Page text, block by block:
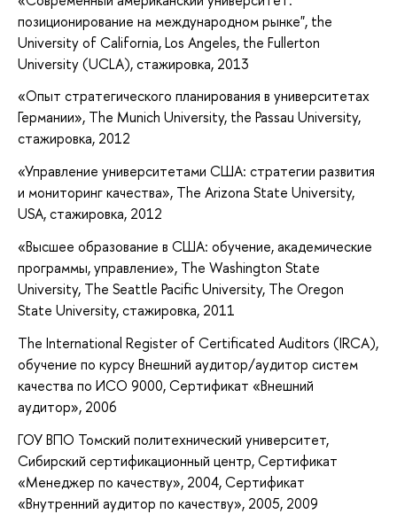
позиционирование на международном рынке", the
University of California, Los Angeles, the Fullerton
University (UCLA), cтажировка, 2013
«Опыт стратегического планирования в университетах
Германии», The Munich University, the Passau University,
стажировка, 2012
«Управление университетами США: стратегии развития
и мониторинг качества», The Arizona State University,
USA, cтажировка, 2012
«Высшее образование в США: обучение, академические
программы, управление», The Washington State
University, The Seattle Pacific University, The Oregon
State University, cтажировка, 2011
The International Register of Certificated Auditors (IRCA),
обучение по курсу Внешний аудитор/аудитор систем
качества по ИСО 9000, Сертификат «Внешний
аудитор», 2006
ГОУ ВПО Томский политехнический университет,
Сибирский сертификационный центр, Сертификат
«Менеджер по качеству», 2004, Сертификат
«Внутренний аудитор по качеству», 2005, 2009